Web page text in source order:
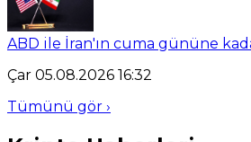
ABD ile İran'ın cuma gününe
Çar 05.08.2026 16:32
Tümünü gör ›